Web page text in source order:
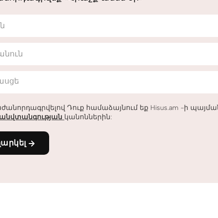
Դուք համաձայնում եք Hisus.am -ի
կանոններին: